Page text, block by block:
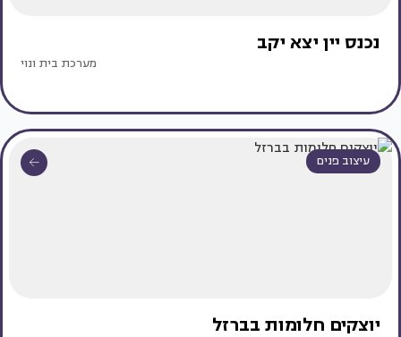
נכנס יין יצא יקב
מערכת בית ונוי
עיצוב פנים
יוצקים חלומות בברזל